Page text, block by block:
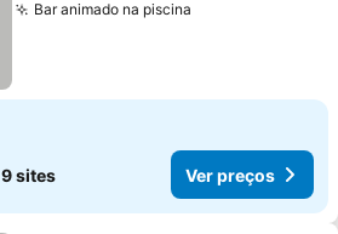
Bar animado na piscina
9 sites Ver preços